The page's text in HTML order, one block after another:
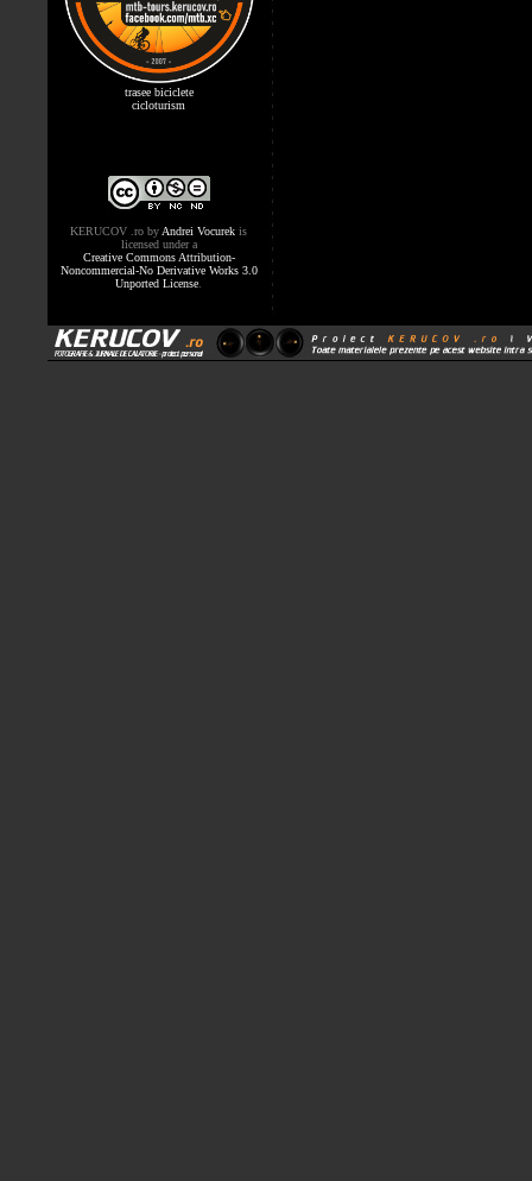
trasee biciclete
cicloturism
KERUCOV .ro by Andrei Vocurek is
licensed under a
Creative Commons Attribution-
Noncommercial-No Derivative Works 3.0
Unported License